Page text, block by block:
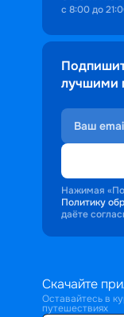
с 8:00 до
лучшими
Нажимая
Политику
даёте
Скачайте
Оставайтесь в
путешествиях